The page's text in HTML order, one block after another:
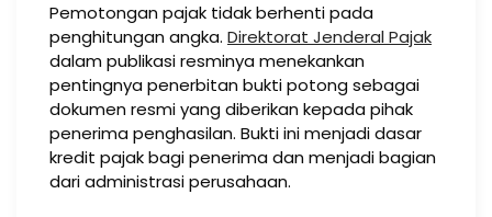
Pemotongan pajak tidak berhenti pada
penghitungan angka. Direktorat Jenderal Pajak
dalam publikasi resminya menekankan
pentingnya penerbitan bukti potong sebagai
dokumen resmi yang diberikan kepada pihak
penerima penghasilan. Bukti ini menjadi dasar
kredit pajak bagi penerima dan menjadi bagian
dari administrasi perusahaan.